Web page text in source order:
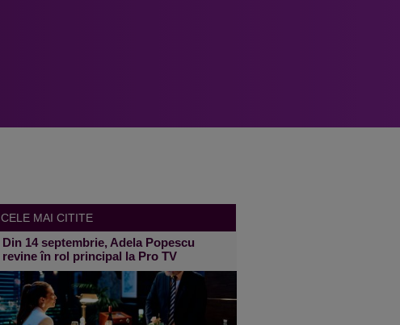
CELE MAI CITITE
Din 14 septembrie, Adela Popescu
revine în rol principal la Pro TV